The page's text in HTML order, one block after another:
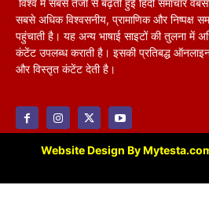
सबसे अधिक विश्वसनीय, प्रामाणिक और निष्पक्ष
पहुंचाती है। यह अन्य भाषाई साइटों की तुलना में
कंटेंट उपलब्ध कराती है। इसकी प्रतिबद्ध
और विस्तृत कंटेंट देती है।
Website Design By